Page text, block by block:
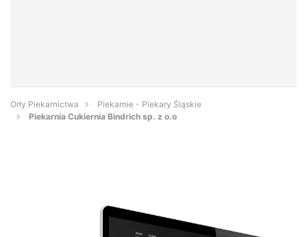
Orły Piekarnictwa
Piekarnie - Piekary Śląskie
Piekarnia Cukiernia Bindrich sp. z o.o